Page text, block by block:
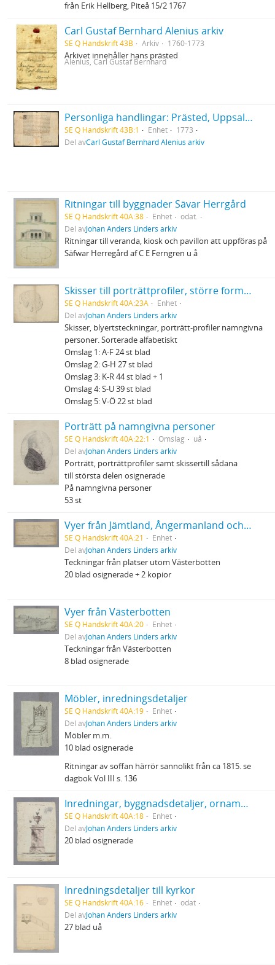
från Erik Hellberg, Piteå 15/2 1767
Carl Gustaf Bernhard Alenius arkiv
SE Q Handskrift 43B Arkiv 1760-1773
Arkivet innehåller hans prästed
Alenius, Carl Gustaf Bernhard
Personliga handlingar: Prästed, Uppsala 1773
SE Q Handskrift 43B:1 Enhet
1773
Del avCarl Gustaf Bernhard Alenius arkiv
Ritningar till byggnader Sävar Herrgård
SE Q Handskrift 40A:38 Enhet
odat.
Del avJohan Anders Linders arkiv
Ritningar till veranda, kiosk och pavillon att uppföras på
Säfwar Herregård af C E Ferngren u å
Skisser till porträttprofiler, större format. namngivna personer
SE Q Handskrift 40A:23A
Enhet
Del avJohan Anders Linders arkiv
Skisser, blyertsteckningar, porträtt-profiler namngivna
personer. Sorterade alfabetiskt
Omslag 1: A-F 24 st blad
Omslag 2: G-H 27 st blad
Omslag 3: K-R 44 st blad + 1
Omslag 4: S-U 39 st blad
Omslag 5: V-Ö 22 st blad
Porträtt på namngivna personer
SE Q Handskrift 40A:22:1 Omslag
uå
Del avJohan Anders Linders arkiv
Porträtt, porträttprofiler samt skissertill sådana
till största delen osignerade
På namngivna personer
53 st
Vyer från Jämtland, Ångermanland och Medelpad
SE Q Handskrift 40A:21
Enhet
Del avJohan Anders Linders arkiv
Teckningar från platser utom Västerbotten
20 blad osignerade + 2 kopior
Vyer från Västerbotten
SE Q Handskrift 40A:20
Enhet
Del avJohan Anders Linders arkiv
Teckningar från Västerbotten
8 blad osignerade
Möbler, inredningsdetaljer
SE Q Handskrift 40A:19
Enhet
Del avJohan Anders Linders arkiv
Möbler m.m.
10 blad osignerade
Ritningar av soffan härrör sannolikt från ca 1815. se
dagbok Vol III s. 136
Inredningar, byggnadsdetaljer, ornament m m
SE Q Handskrift 40A:18
Enhet
Del avJohan Anders Linders arkiv
20 blad osignerade
Inredningsdetaljer till kyrkor
SE Q Handskrift 40A:16 Enhet
odat
Del avJohan Anders Linders arkiv
27 blad uå